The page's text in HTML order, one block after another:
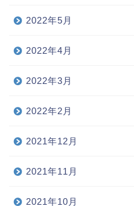
2022年5月
2022年4月
2022年3月
2022年2月
2021年12月
2021年11月
2021年10月